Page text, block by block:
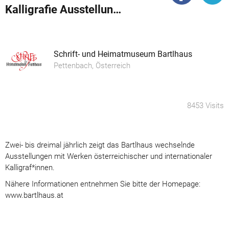
Kalligrafie Ausstellungen
Schrift- und Heimatmuseum Bartlhaus
Pettenbach, Österreich
8453 Visits
Zwei- bis dreimal jährlich zeigt das Bartlhaus wechselnde
Ausstellungen mit Werken österreichischer und internationaler
Kalligraf*innen.
Nähere Informationen entnehmen Sie bitte der Homepage:
www.bartlhaus.at